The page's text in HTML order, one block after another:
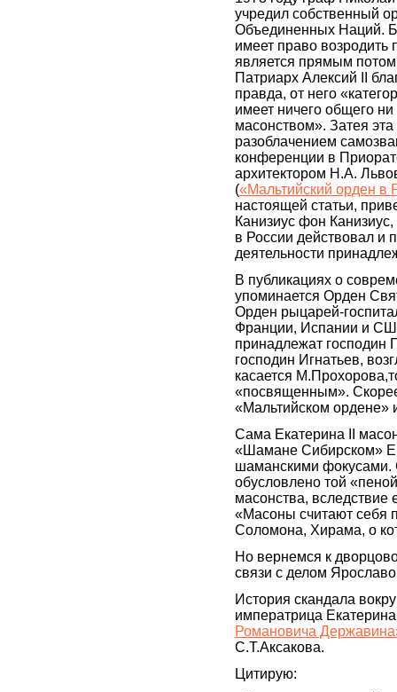
учредил собственный
Объединенных Наций.
имеет право возродить
является прямым
Патриарх Алексий II
правда, от него
имеет ничего общего
масонством». Затея
разоблачением
конференции в
архитектором Н.А.
(«Мальтийский орден в
настоящей статьи,
Канизиус фон
в России действовал и
деятельности
В публикациях о
упоминается Орден
Орден рыцарей-
Франции, Испании и
принадлежат
господин Игнатьев,
касается
«посвященным».
«Мальтийском
Сама Екатерина II
«Шамане Сибирском»
шаманскими фокусами.
обусловлено той
масонства, вследствие
«Масоны считают себя
Соломона, Хирама, о
Но вернемся к
связи с делом
История скандала
императрица
Романовича
С.Т.Аксакова.
Цитирую: